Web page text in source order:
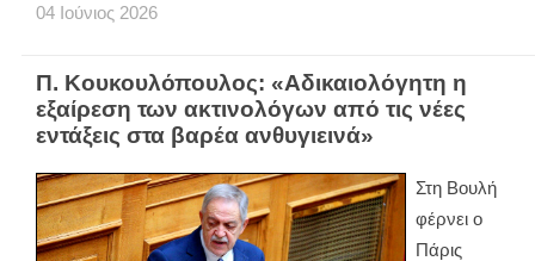
04 Ιούνιος 2026
Π. Κουκουλόπουλος: «Αδικαιολόγητη η
εξαίρεση των ακτινολόγων από τις νέες
εντάξεις στα βαρέα ανθυγιεινά»
Στη Βουλή
φέρνει ο
Πάρις